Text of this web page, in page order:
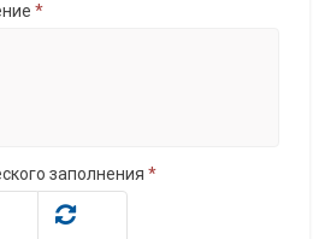
*
заполнения *